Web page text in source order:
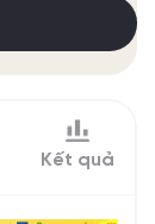
Kết quả